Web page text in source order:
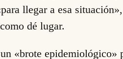
llegar a esa
dé lugar.
«brote epidemiológico»